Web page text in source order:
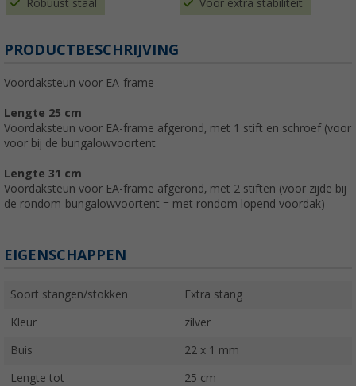
Robuust staal Voor extra stabiliteit
PRODUCTBESCHRIJVING
Voordaksteun voor EA-frame
Lengte 25 cm
Voordaksteun voor EA-frame afgerond, met 1 stift en schroef (voor
voor bij de bungalowvoortent
Lengte 31 cm
Voordaksteun voor EA-frame afgerond, met 2 stiften (voor zijde bij
de rondom-bungalowvoortent = met rondom lopend voordak)
EIGENSCHAPPEN
Soort stangen/stokken Extra stang
Kleur zilver
Buis 22 x 1 mm
Lengte tot 25 cm